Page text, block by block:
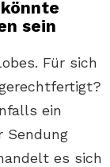
sein
Für sich
ein
Sendung
es sich